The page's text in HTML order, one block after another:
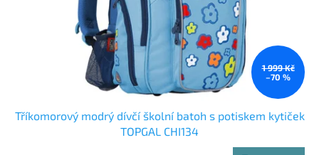
1 999 Kč
–70 %
Tříkomorový modrý dívčí školní batoh s potiskem kytiček
TOPGAL CHI134